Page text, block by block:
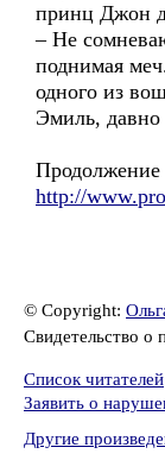
принц Джон
– Не
поднимая
одного из
Эмиль, давно
Продолжение
http://
© Copyright:
Свидетельство
Список читателей
Заявить о
Другие